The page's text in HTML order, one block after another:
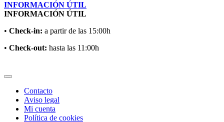
INFORMACIÓN ÚTIL
INFORMACIÓN ÚTIL
• Check-in: a partir de las 15:00h
• Check-out: hasta las 11:00h
Contacto
Aviso legal
Mi cuenta
Política de cookies